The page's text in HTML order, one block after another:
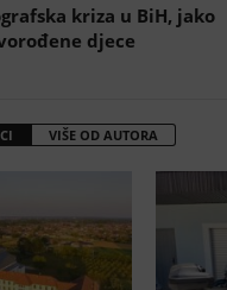
kriza u BiH, jako
djece
VIŠE OD AUTORA